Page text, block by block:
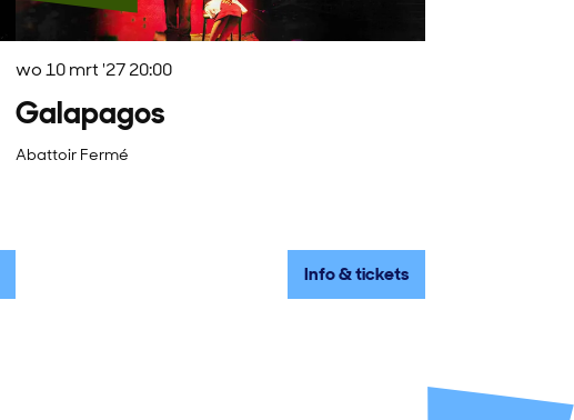
Galapagos
Abattoir Fermé
wo 10 mrt '2720:00
Info & tickets